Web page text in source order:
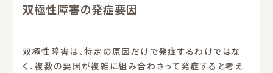
双極性障害の発症要因
双極性障害は、特定の原因だけで発症するわけではな
く、複数の要因が複雑に組み合わさって発症すると考え